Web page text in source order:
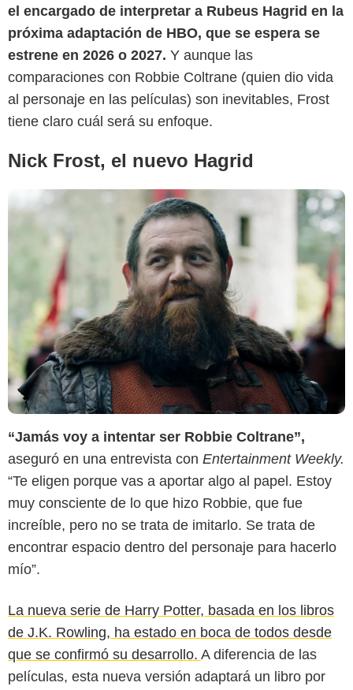
el encargado de interpretar a Rubeus Hagrid en la
próxima adaptación de HBO, que se espera se
estrene en 2026 o 2027. Y aunque las
comparaciones con Robbie Coltrane (quien dio vida
al personaje en las películas) son inevitables, Frost
tiene claro cuál será su enfoque.
Nick Frost, el nuevo Hagrid
“Jamás voy a intentar ser Robbie Coltrane”,
aseguró en una entrevista con Entertainment Weekly.
“Te eligen porque vas a aportar algo al papel. Estoy
muy consciente de lo que hizo Robbie, que fue
increíble, pero no se trata de imitarlo. Se trata de
encontrar espacio dentro del personaje para hacerlo
mío”.
La nueva serie de Harry Potter, basada en los libros
de J.K. Rowling, ha estado en boca de todos desde
que se confirmó su desarrollo. A diferencia de las
películas, esta nueva versión adaptará un libro por